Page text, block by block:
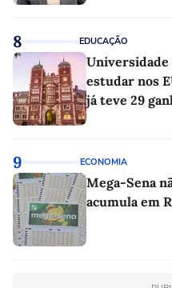
8 EDUCAÇÃO
Universidade
estudar nos
já teve 29
9 ECONOMIA
Mega-Sena
acumula em